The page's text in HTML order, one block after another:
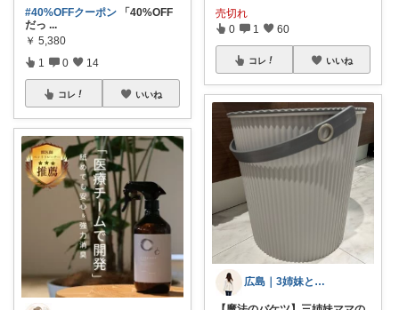
#40%OFFクーポン 「40%OFF
だっ ...
￥ 5,380
1 0 14
コレ いいね
売切れ
0 1 60
コレ いいね
広島｜3姉妹と保育士ママ